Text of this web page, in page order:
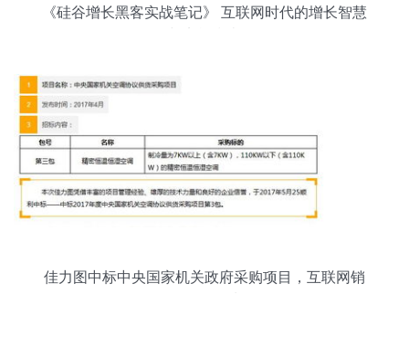
《硅谷增长黑客实战笔记》 互联网时代的增长智慧
佳力图中标中央国家机关政府采购项目，互联网销